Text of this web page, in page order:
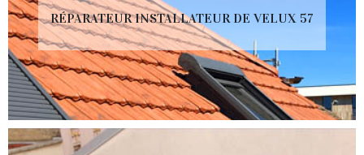
RÉPARATEUR INSTALLATEUR DE VELUX 57